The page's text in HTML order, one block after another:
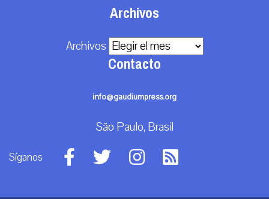
Archivos
Archivos
Contacto
info@gaudiumpress.org
São Paulo, Brasil
Síganos